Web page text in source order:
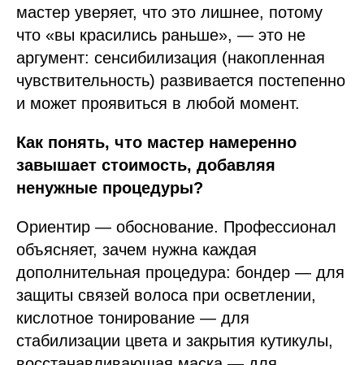
мастер уверяет, что это лишнее, потому
что «вы красились раньше», — это не
аргумент: сенсибилизация (накопленная
чувствительность) развивается постепенно
и может проявиться в любой момент.
Как понять, что мастер намеренно
завышает стоимость, добавляя
ненужные процедуры?
Ориентир — обоснование. Профессионал
объясняет, зачем нужна каждая
дополнительная процедура: бондер — для
защиты связей волоса при осветлении,
кислотное тонирование — для
стабилизации цвета и закрытия кутикулы,